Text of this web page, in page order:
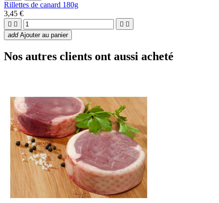
Rillettes de canard 180g
3,45 €
   
add Ajouter au panier
Nos autres clients ont aussi acheté